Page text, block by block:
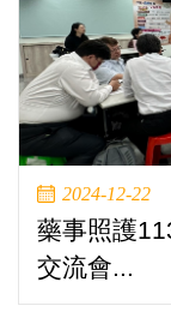
2024-12-22
藥事照護
交流會...